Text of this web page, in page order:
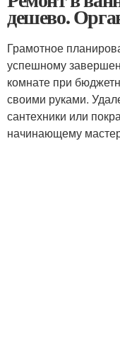
дешево.
Грамотное
успешному
комнате при
своими руками.
сантехники или
начинающему